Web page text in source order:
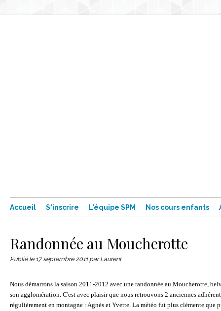
Accueil S'inscrire L'équipe SPM Nos cours enfants
Randonnée au Moucherotte
Publié le 17 septembre 2011 par Laurent
Nous démarrons la saison 2011-2012 avec une randonnée au Moucherotte,
son agglomération. C'est avec plaisir que nous retrouvons 2 anciennes
régulièrement en montagne : Agnès et Yvette. La météo fut plus clémente que